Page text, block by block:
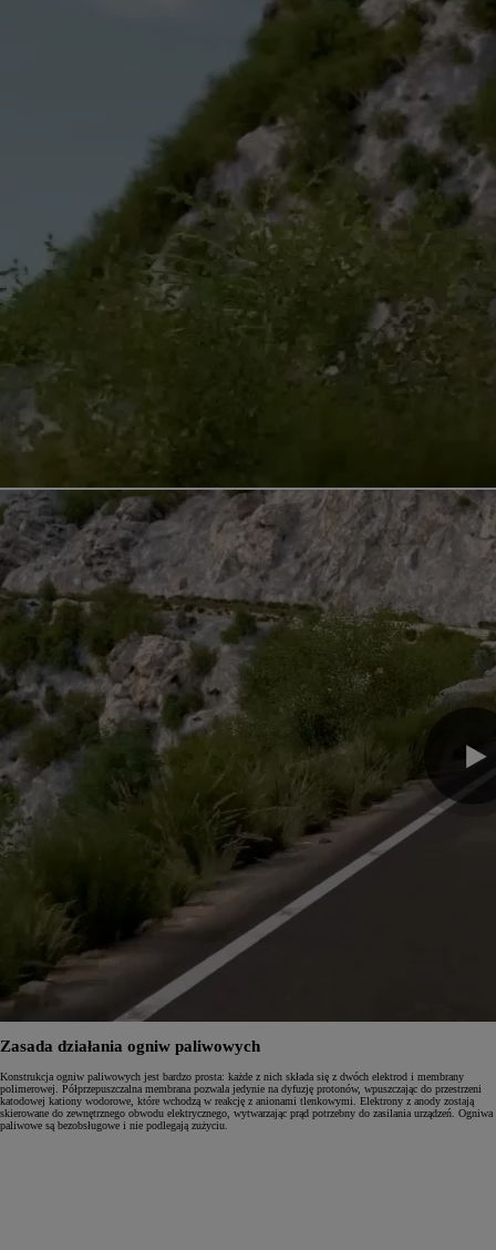
Zasada działania ogniw paliwowych
Konstrukcja ogniw paliwowych jest bardzo prosta: każde z nich składa się z dwóch elektrod i membrany
polimerowej. Półprzepuszczalna membrana pozwala jedynie na dyfuzję protonów, wpuszczając do przestrzeni
katodowej kationy wodorowe, które wchodzą w reakcję z anionami tlenkowymi. Elektrony z anody zostają
skierowane do zewnętrznego obwodu elektrycznego, wytwarzając prąd potrzebny do zasilania urządzeń. Ogniwa
paliwowe są bezobsługowe i nie podlegają zużyciu.